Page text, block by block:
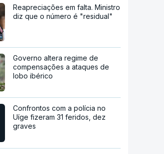
Reapreciações em falta. Ministro
diz que o número é "residual"
Governo altera regime de
compensações a ataques de
lobo ibérico
Confrontos com a polícia no
Uíge fizeram 31 feridos, dez
graves